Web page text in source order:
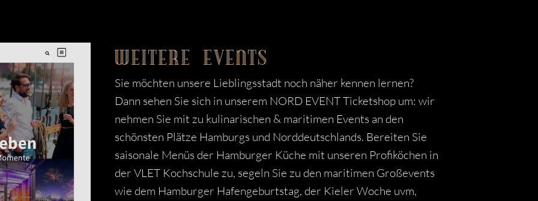
WEITERE EVENTS
Sie möchten unsere Lieblingsstadt noch näher kennen lernen?
Dann sehen Sie sich in unserem NORD EVENT Ticketshop um: wir
nehmen Sie mit zu kulinarischen & maritimen Events an den
schönsten Plätze Hamburgs und Norddeutschlands. Bereiten Sie
saisonale Menüs der Hamburger Küche mit unseren Profiköchen in
der VLET Kochschule zu, segeln Sie zu den maritimen Großevents
wie dem Hamburger Hafengeburtstag, der Kieler Woche uvm,